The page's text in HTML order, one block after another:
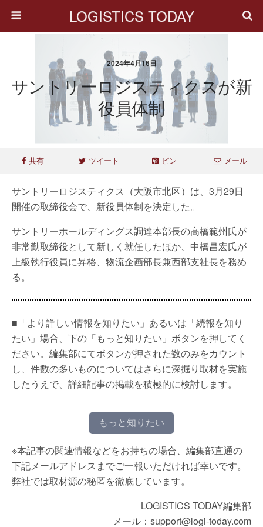
LOGISTICS TODAY
2024年4月16日
サントリーロジスティクスが新
役員体制
共有 ツイート ピン メール
サントリーロジスティクス（大阪市北区）は、3月29日
開催の取締役会で、新役員体制を決定した。
サントリーホールディングス調達本部長の高橋範州氏が
非常勤取締役として新しく就任したほか、中橋昌宏氏が
上級執行役員に昇格、物流企画部長兼西部支社長を務め
る。
■「より詳しい情報を知りたい」あるいは「続報を知り
たい」場合、下の「もっと知りたい」ボタンを押してく
ださい。編集部にてボタンが押された数のみをカウント
し、件数の多いものについてはさらに深掘り取材を実施
したうえで、詳細記事の掲載を積極的に検討します。
もっと知りたい
※本記事の関連情報などをお持ちの場合、編集部直通の
下記メールアドレスまでご一報いただければ幸いです。
弊社では取材源の秘匿を徹底しています。
LOGISTICS TODAY編集部
メール：support@logi-today.com